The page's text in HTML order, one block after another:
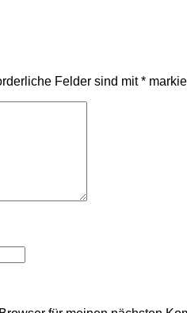
Felder sind mit*